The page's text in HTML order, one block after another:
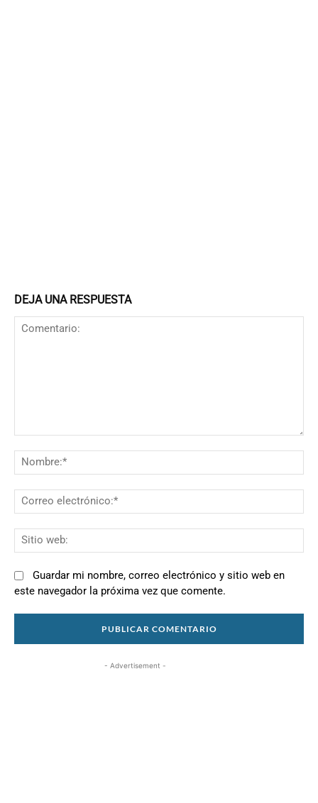
DEJA UNA RESPUESTA
Guardar mi nombre, correo electrónico y sitio web en
este navegador la próxima vez que comente.
- Advertisement -